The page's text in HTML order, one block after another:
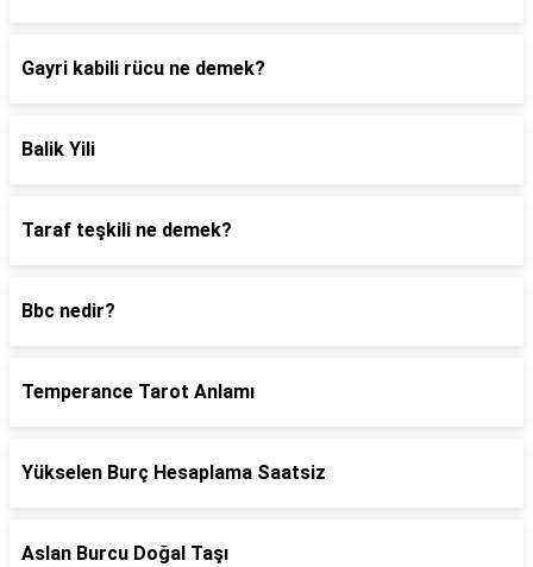
Gayri kabili rücu ne demek?
Balik Yili
Taraf teşkili ne demek?
Bbc nedir?
Temperance Tarot Anlamı
Yükselen Burç Hesaplama Saatsiz
Aslan Burcu Doğal Taşı